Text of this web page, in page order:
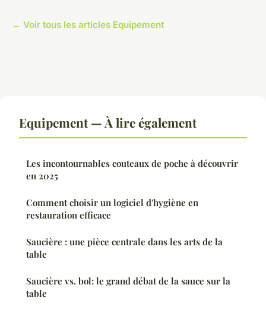
← Voir tous les articles Equipement
Equipement — À lire également
Les incontournables couteaux de poche à découvrir
en 2025
Comment choisir un logiciel d'hygiène en
restauration efficace
Saucière : une pièce centrale dans les arts de la
table
Saucière vs. bol: le grand débat de la sauce sur la
table